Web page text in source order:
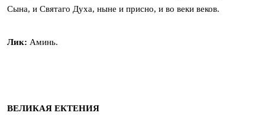
Сына, и Святаго Духа, ныне и присно, и во веки веков.
Лик: Аминь.
ВЕЛИКАЯ ЕКТЕНИЯ